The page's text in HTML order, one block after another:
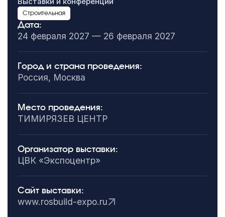
Строительная
Дата:
24 февраля 2027 — 26 февраля 2027
Город и страна проведения:
Россия, Москва
Место проведения:
ТИМИРЯЗЕВ ЦЕНТР
Организатор выставки:
ЦВК «Экспоцентр»
Сайт выставки:
www.rosbuild-expo.ru